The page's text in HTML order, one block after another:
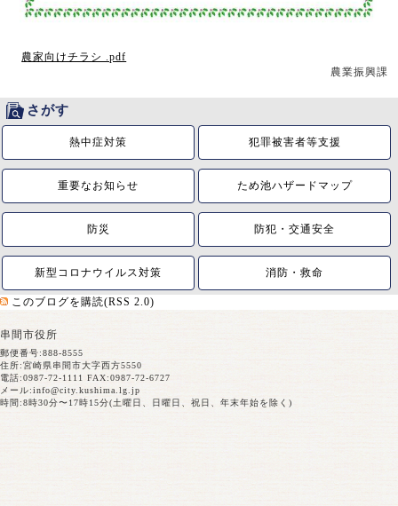
農家向けチラシ .pdf
農業振興課
さがす
熱中症対策 犯罪被害者等支援
重要なお知らせ ため池ハザードマップ
防災 防犯・交通安全
新型コロナウイルス対策 消防・救命
このブログを購読(RSS 2.0)
串間市役所
郵便番号:888-8555
住所:宮崎県串間市大字西方5550
電話:0987-72-1111 FAX:0987-72-6727
メール:info@city.kushima.lg.jp
時間:8時30分〜17時15分(土曜日、日曜日、祝日、年末年始を除く)